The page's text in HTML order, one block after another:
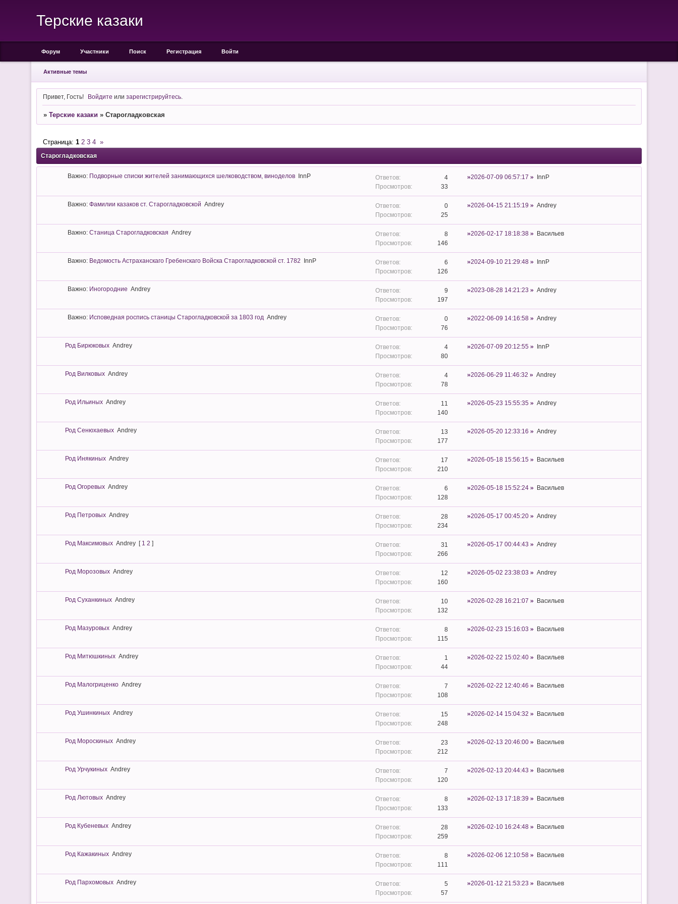
Терские казаки
Форум Участники Поиск Регистрация Войти
Активные темы
Привет, Гость! Войдите илизарегистрируйтесь
» Терские казаки » Старогладковская
Старогладковская
Страница: 1 2 3 4 »
Важно: Подворные списки жителей занимающихся шелководством, виноделов InnP
4
33
2026-07-09 06:57:17 InnP
Важно: Фамилии казаков ст. Старогладковской Andrey
0
25
2026-04-15 21:15:19 Andrey
Важно: Станица Старогладковская Andrey
8
146
2026-02-17 18:18:38 Васильев
Важно: Ведомость Астраханскаго Гребенскаго Войска Старогладковской ст. 1782 InnP
6
126
2024-09-10 21:29:48 InnP
Важно: Иногородние Andrey
9
197
2023-08-28 14:21:23 Andrey
Важно: Исповедная роспись станицы Старогладковской за 1803 год Andrey
0
76
2022-06-09 14:16:58 Andrey
Род Бирюковых Andrey
4
80
2026-07-09 20:12:55 InnP
Род Вилковых Andrey
4
78
2026-06-29 11:46:32 Andrey
Род Ильиных Andrey
11
140
2026-05-23 15:55:35 Andrey
Род Сенюхаевых Andrey
13
177
2026-05-20 12:33:16 Andrey
Род Инякиных Andrey
17
210
2026-05-18 15:56:15 Васильев
Род Огоревых Andrey
6
128
2026-05-18 15:52:24 Васильев
Род Петровых Andrey
28
234
2026-05-17 00:45:20 Andrey
Род Максимовых Andrey [ 1 2 ]
31
266
2026-05-17 00:44:43 Andrey
Род Морозовых Andrey
12
160
2026-05-02 23:38:03 Andrey
Род Суханкиных Andrey
10
132
2026-02-28 16:21:07 Васильев
Род Мазуровых Andrey
8
115
2026-02-23 15:16:03 Васильев
Род Митюшкиных Andrey
1
44
2026-02-22 15:02:40 Васильев
Род Малогриценко Andrey
7
108
2026-02-22 12:40:46 Васильев
Род Ушинкиных Andrey
15
248
2026-02-14 15:04:32 Васильев
Род Мороскиных Andrey
23
212
2026-02-13 20:46:00 Васильев
Род Урчукиных Andrey
7
120
2026-02-13 20:44:43 Васильев
Род Лютовых Andrey
8
133
2026-02-13 17:18:39 Васильев
Род Кубеневых Andrey
28
259
2026-02-10 16:24:48 Васильев
Род Кажакиных Andrey
8
111
2026-02-06 12:10:58 Васильев
Род Пархомовых Andrey
5
57
2026-01-12 21:53:23 Васильев